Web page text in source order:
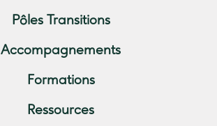
Pôles Transitions
Accompagnements
Formations
Ressources